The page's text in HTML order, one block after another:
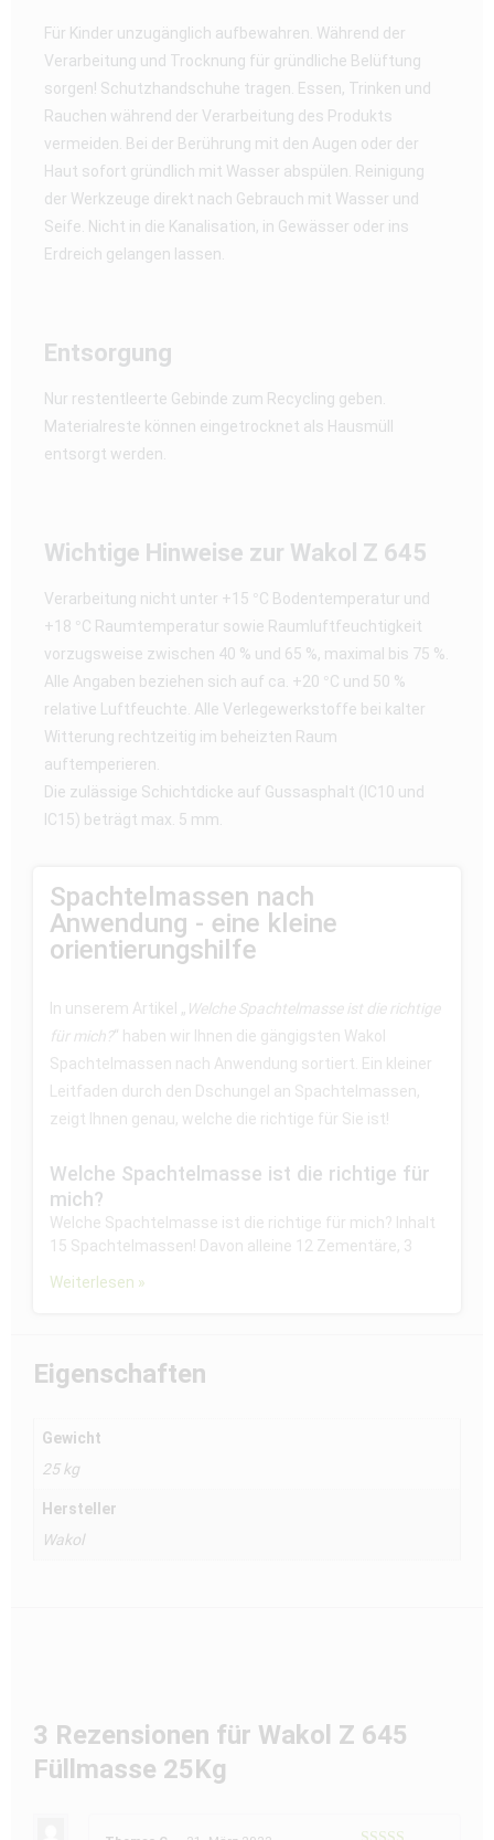
Für Kinder unzugänglich aufbewahren. Während der
Verarbeitung und Trocknung für gründliche Belüftung
sorgen! Schutzhandschuhe tragen. Essen, Trinken und
Rauchen während der Verarbeitung des Produkts
vermeiden. Bei der Berührung mit den Augen oder der
Haut sofort gründlich mit Wasser abspülen. Reinigung
der Werkzeuge direkt nach Gebrauch mit Wasser und
Seife. Nicht in die Kanalisation, in Gewässer oder ins
Erdreich gelangen lassen.
Entsorgung
Nur restentleerte Gebinde zum Recycling geben.
Materialreste können eingetrocknet als Hausmüll
entsorgt werden.
Wichtige Hinweise zur Wakol Z 645
Verarbeitung nicht unter +15 °C Bodentemperatur und
+18 °C Raumtemperatur sowie Raumluftfeuchtigkeit
vorzugsweise zwischen 40 % und 65 %, maximal bis 75 %.
Alle Angaben beziehen sich auf ca. +20 °C und 50 %
relative Luftfeuchte. Alle Verlegewerkstoffe bei kalter
Witterung rechtzeitig im beheizten Raum
auftemperieren.
Die zulässige Schichtdicke auf Gussasphalt (IC10 und
IC15) beträgt max. 5 mm.
Spachtelmassen nach
Anwendung - eine kleine
orientierungshilfe
In unserem Artikel „ Welche Spachtelmasse ist die richtige
für mich?“ haben wir Ihnen die gängigsten Wakol
Spachtelmassen nach Anwendung sortiert. Ein kleiner
Leitfaden durch den Dschungel an Spachtelmassen,
zeigt Ihnen genau, welche die richtige für Sie ist!
Welche Spachtelmasse ist die richtige für
mich?
Welche Spachtelmasse ist die richtige für mich? Inhalt
15 Spachtelmassen! Davon alleine 12 Zementäre, 3
Weiterlesen »
Eigenschaften
Gewicht
25 kg
Hersteller
Wakol
3 Rezensionen für Wakol Z 645
Füllmasse 25Kg